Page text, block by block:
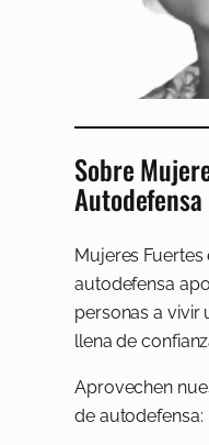
Sobre
Autodefensa
Mujeres
autodefensa
personas a vivir
llena de
Aprovechen
de autodefensa: